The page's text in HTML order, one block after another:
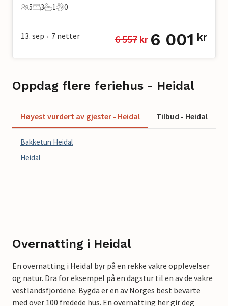
5 Gjester
5
3 Soverom
3
1 Bad
1
0 Kjæledyr
0
13. sep • 7 netter 6 557 kr 6 001 kr
Oppdag flere feriehus - Heidal
Høyest vurdert av gjester - Heidal Tilbud - Heidal
Bakketun Heidal
Heidal
Overnatting i Heidal
En overnatting i Heidal byr på en rekke vakre opplevelser
og natur. Dra for eksempel på en dagstur til en av de vakre
vestlandsfjordene. Bygda er en av Norges best bevarte
med over 100 fredede hus. En overnatting her gir deg